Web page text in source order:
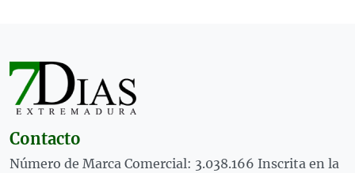
Contacto
Número de Marca Comercial: 3.038.166 Inscrita en la